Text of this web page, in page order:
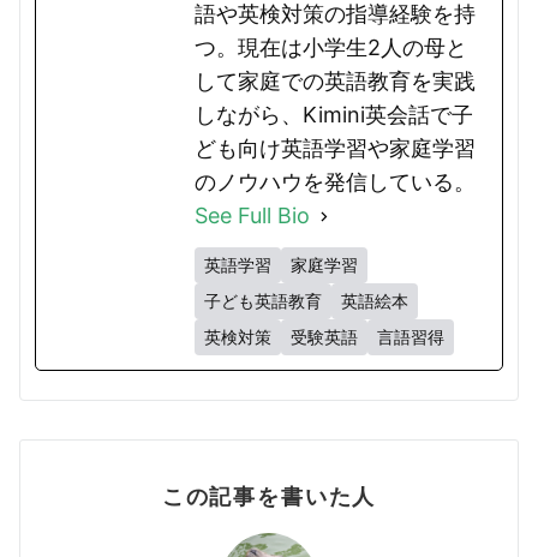
語や英検対策の指導経験を持
つ。現在は小学生2人の母と
して家庭での英語教育を実践
しながら、Kimini英会話で子
ども向け英語学習や家庭学習
のノウハウを発信している。
See Full Bio
英語学習
家庭学習
子ども英語教育
英語絵本
英検対策
受験英語 言語習得
この記事を書いた人